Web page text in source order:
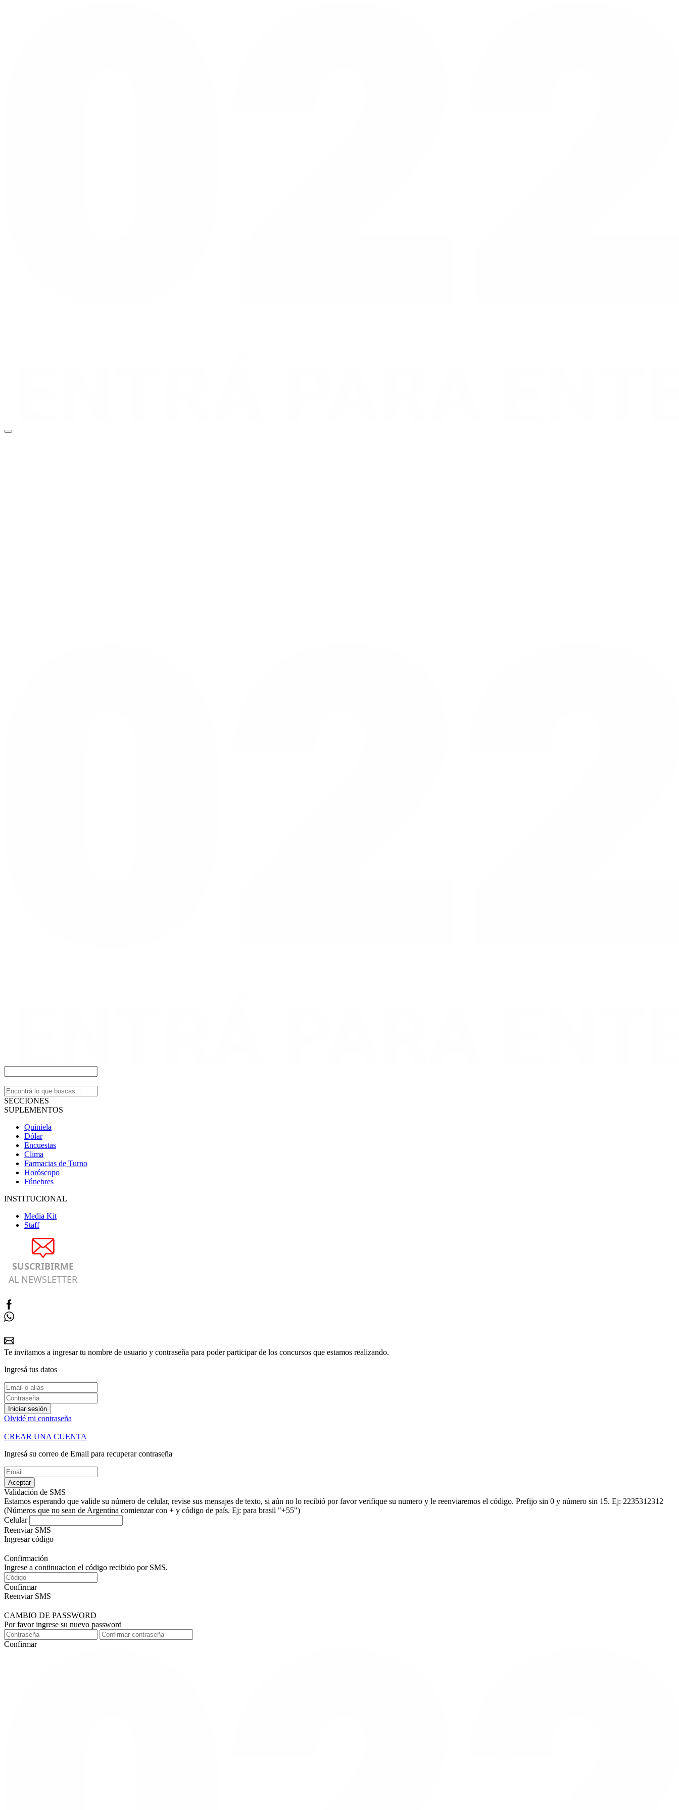
SECCIONES
SUPLEMENTOS
Quiniela
Dólar
Encuestas
Clima
Farmacias de Turno
Horóscopo
Fúnebres
INSTITUCIONAL
Media Kit
Staff
SUSCRIBIRME
AL NEWSLETTER
Te invitamos a ingresar tu nombre de usuario y contraseña para poder participar de los concursos que estamos realizando.
Ingresá tus datos
Iniciar sesión
Olvidé mi contraseña
CREAR UNA CUENTA
Ingresá su correo de Email para recuperar contraseña
Aceptar
Validación de SMS
Estamos esperando que valide su número de celular, revise sus mensajes de texto, si aún no lo recibió por favor verifique su numero y le reenviaremos el código. Prefijo sin 0 y número sin 15. Ej: 2235312312
(Números que no sean de Argentina comienzar con + y código de país. Ej: para brasil "+55")
Celular
Reenviar SMS
Ingresar código
Confirmación
Ingrese a continuacion el código recibido por SMS.
Confirmar
Reenviar SMS
CAMBIO DE PASSWORD
Por favor ingrese su nuevo password
Confirmar